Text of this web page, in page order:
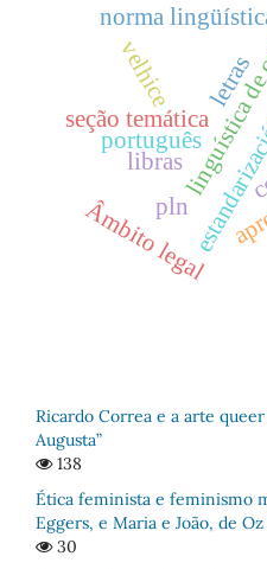
letras
seção temática
norma
português
Âmbito legal
libras
pln
velhice
Ricardo Correa e a arte
Augusta”
138
Ética feminista e feminismo
Eggers, e Maria e João, de
30